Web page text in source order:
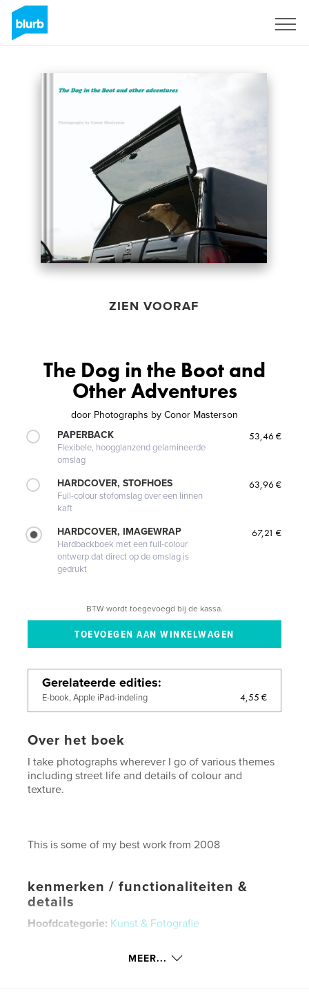
ZIEN VOORAF
The Dog in the Boot and
Other Adventures
door Photographs by Conor Masterson
PAPERBACK
Flexibele, hoogglanzend gelamineerde
omslag
53,46 €
HARDCOVER, STOFHOES
Full-colour stofomslag over een linnen
kaft
63,96 €
HARDCOVER, IMAGEWRAP
Hardbackboek met een full-colour
ontwerp dat direct op de omslag is
gedrukt
67,21 €
BTW wordt toegevoegd bij de kassa.
Gerelateerde edities
E-book, Apple iPad-indeling 4,55 €
Over het boek
I take photographs wherever I go of various themes
including street life and details of colour and
texture.
This is some of my best work from 2008
kenmerken / functionaliteiten &
details
Hoofdcategorie: Kunst & Fotografie
MEER...